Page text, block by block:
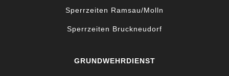
Sperrzeiten Ramsau/Molln
Sperrzeiten Bruckneudorf
GRUNDWEHRDIENST